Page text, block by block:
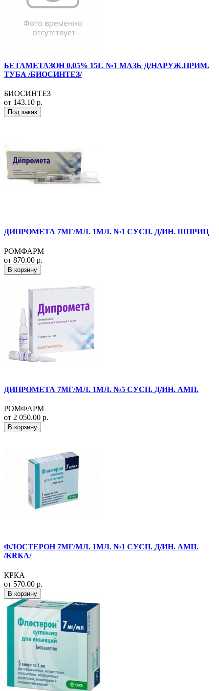
БЕТАМЕТАЗОН 0,05% 15Г. №1 МАЗЬ Д/НАРУЖ.ПРИМ.
ТУБА /БИОСИНТЕЗ/
БИОСИНТЕЗ
от 143.10 р.
Под заказ
ДИПРОМЕТА 7МГ/МЛ. 1МЛ. №1 СУСП. Д/ИН. ШПРИЦ
РОМФАРМ
от 870.00 р.
В корзину
ДИПРОМЕТА 7МГ/МЛ. 1МЛ. №5 СУСП. Д/ИН. АМП.
РОМФАРМ
от 2 050.00 р.
В корзину
ФЛОСТЕРОН 7МГ/МЛ. 1МЛ. №1 СУСП. Д/ИН. АМП.
/KRKA/
КРКА
от 570.00 р.
В корзину